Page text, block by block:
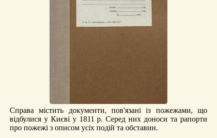
Справа містить документи, пов'язані із пожежами, що
відбулися у Києві у 1811 р. Серед них доноси та рапорти
про пожежі з описом усіх подій та обставин.